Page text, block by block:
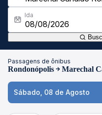
Ida
Passagens de ônibus
Rondonópolis Marechal
Sábado, 08 de Agosto